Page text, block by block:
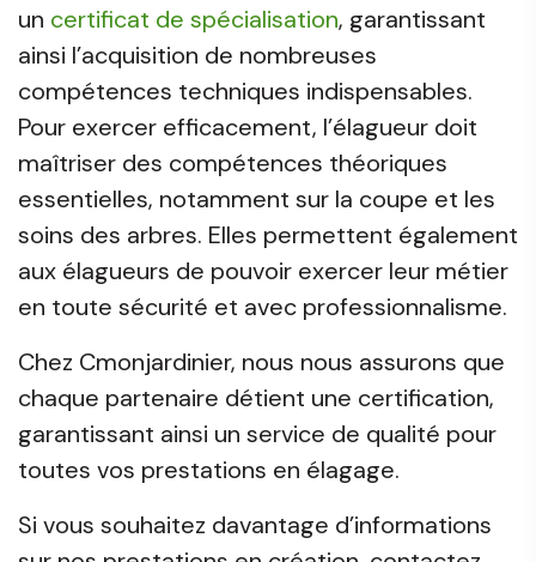
un certificat de spécialisation, garantissant
ainsi l’acquisition de nombreuses
compétences techniques indispensables.
Pour exercer efficacement, l’élagueur doit
maîtriser des compétences théoriques
essentielles, notamment sur la coupe et les
soins des arbres. Elles permettent également
aux élagueurs de pouvoir exercer leur métier
en toute sécurité et avec professionnalisme.
Chez Cmonjardinier, nous nous assurons que
chaque partenaire détient une certification,
garantissant ainsi un service de qualité pour
toutes vos prestations en élagage.
Si vous souhaitez davantage d’informations